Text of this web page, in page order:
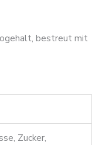
bestreut mit
Zucker,